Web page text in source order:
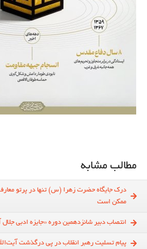
مطالب مشابه
درک جایگاه حضرت زهرا (س) تنها در پرتو
ممکن است
انتصاب دبیر شانزدهمین دوره «جایزه ادبی
پیام‌ تسلیت رهبر انقلاب در پی درگذشت